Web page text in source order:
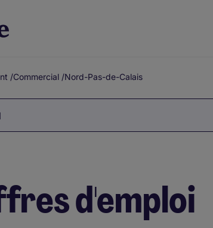
/Commercial /Nord-Pas-de-Calais
d'emploi